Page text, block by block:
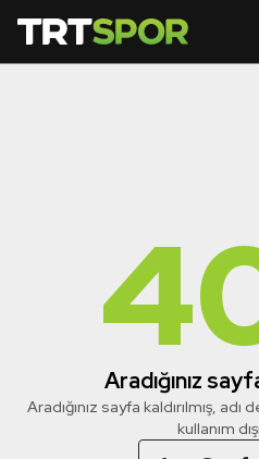
Aradığınız
Aradığınız sayfa kaldırılmış,
kullanım